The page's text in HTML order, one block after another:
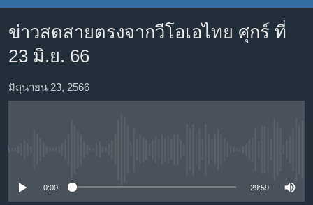
หน้า
หลัก
ไป
การ
ธุรกิจ
วิทยาศาสตร์
ไลฟ์สไตล์
ข่าวสดสายตรงจากวีโอเอไทย ศุกร์ ที่
23 มิ.ย. 66
มิถุนายน 23, 2566
0:00 29:59